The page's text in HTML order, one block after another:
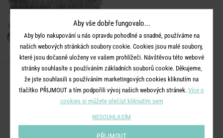
STARDUST
Polštář rýhovaný 40 x 60 cm -
stříbrná
549 Kč
Aby vše dobře fungovalo...
Aby bylo nakupování u nás opravdu pohodlné a snadné, používáme na
našich webových stránkách soubory cookie. Cookies jsou malé soubory,
které jsou dočasně uloženy ve vašem prohlížeči. Návštěvou této webové
stránky souhlasíte s používáním základních souborů cookie. Děkujeme,
že jste souhlasili s používáním marketingových cookies kliknutím na
tlačítko PŘIJMOUT a tím podpořili vývoj našich webových stránek. Více o
cookies si můžete přečíst kliknutím sem
NESOUHLASÍM
PŘIJMOUT